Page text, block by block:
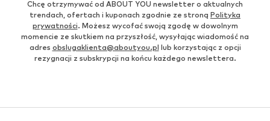
Chcę otrzymywać od ABOUT YOU newsletter o aktualnych
trendach, ofertach i kuponach zgodnie ze stroną Polityka
prywatności. Możesz wycofać swoją zgodę w dowolnym
momencie ze skutkiem na przyszłość, wysyłając wiadomość na
adres obslugaklienta@aboutyou.pl lub korzystając z opcji
rezygnacji z subskrypcji na końcu każdego newslettera.